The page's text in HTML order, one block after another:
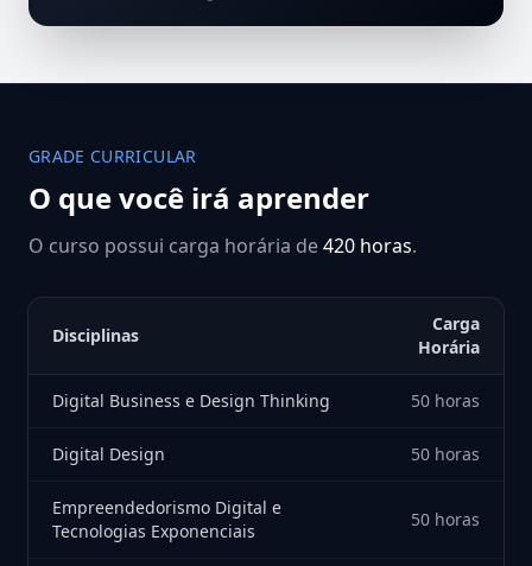
GRADE CURRICULAR
O que você irá aprender
O curso possui carga horária de420 horas.
Disciplinas
Carga
Horária
Digital Business e Design Thinking 50 horas
Digital Design 50 horas
Empreendedorismo Digital e
Tecnologias Exponenciais
50 horas